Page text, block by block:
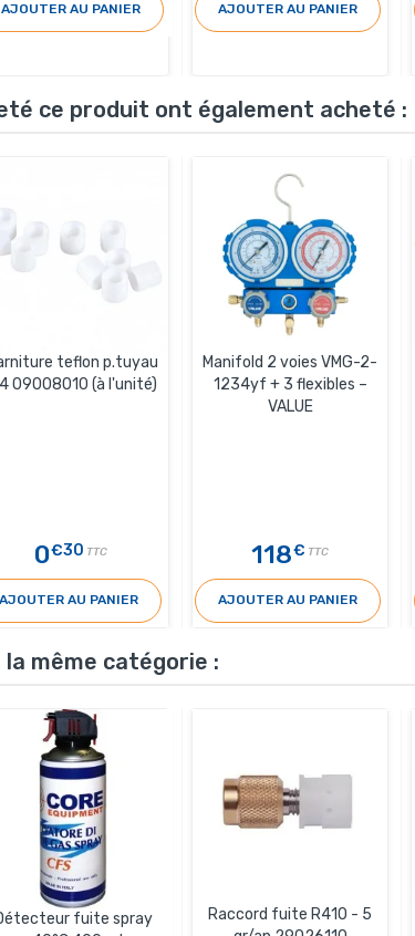
AJOUTER AU PANIER AJOUTER AU PANIER
ce produit ont également acheté :
teflon p.tuyau
09008010 (à l'unité)
0€30 TTC
AJOUTER AU PANIER
Manifold 2 voies VMG-2-
1234yf + 3 flexibles –
VALUE
118€ TTC
AJOUTER AU PANIER
même catégorie :
fuite spray
Raccord fuite R410 - 5